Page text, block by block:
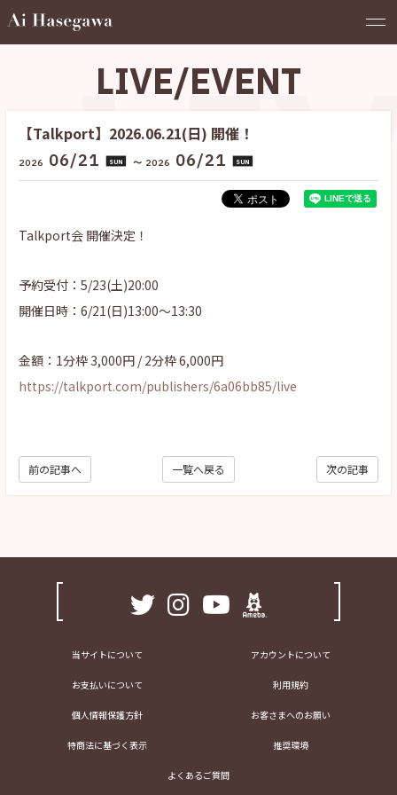
LIVE/EVENT
【Talkport】2026.06.21(日) 開催！
2026 06/21 SUN 〜 2026 06/21 SUN
Talkport会 開催決定！
予約受付：5/23(土)20:00
開催日時：6/21(日)13:00～13:30​
金額：1分枠 3,000円 / 2分枠 6,000円
https://talkport.com/publishers/6a06bb85/live
次の記事
一覧へ戻る
前の記事へ
当サイトについて アカウントについて
お支払いについて 利用規約
個人情報保護方針 お客さまへのお願い
特商法に基づく表示 推奨環境
よくあるご質問